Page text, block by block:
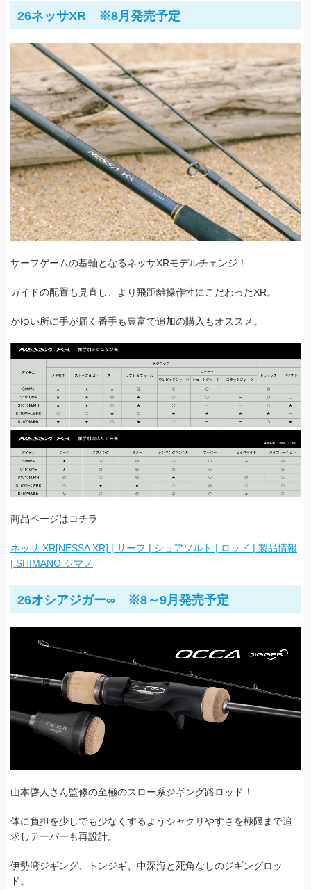
26ネッサXR ※8月発売予定
サーフゲームの基軸となるネッサXRモデルチェンジ！
ガイドの配置も見直し、より飛距離操作性にこだわったXR。
かゆい所に手が届く番手も豊富で追加の購入もオススメ。
商品ページはコチラ
ネッサ XR[NESSA XR] | サーフ | ショアソルト | ロッド | 製品情報
| SHIMANO シマノ
26オシアジガー∞ ※8～9月発売予定
山本啓人さん監修の至極のスロー系ジギング路ロッド！
体に負担を少しでも少なくするよう シャクリやすさを極限まで追
求しテーパーも再設計。
伊勢湾ジギング、トンジギ、中深海と死角なしのジギングロッ
ド。